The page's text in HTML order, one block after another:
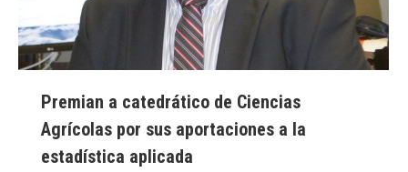
Premian a catedrático de Ciencias
Agrícolas por sus aportaciones a la
estadística aplicada